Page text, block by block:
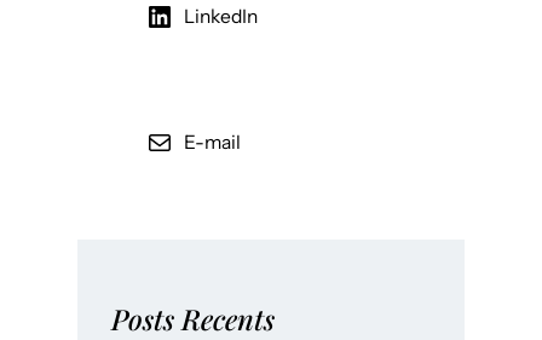
LinkedIn
E-mail
Posts Recents